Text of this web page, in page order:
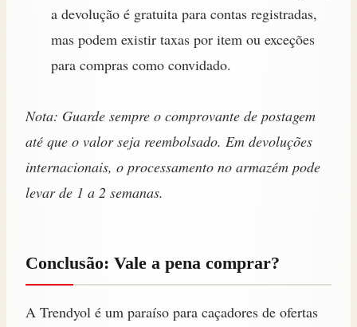
a devolução é gratuita para contas registradas,
mas podem existir taxas por item ou exceções
para compras como convidado.
Nota: Guarde sempre o comprovante de postagem
até que o valor seja reembolsado. Em devoluções
internacionais, o processamento no armazém pode
levar de 1 a 2 semanas.
Conclusão: Vale a pena comprar?
A Trendyol é um paraíso para caçadores de ofertas